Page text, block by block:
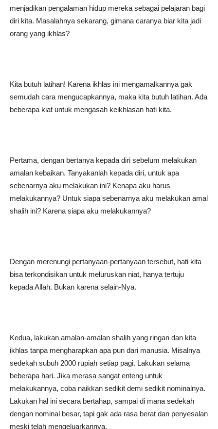
menjadikan pengalaman hidup mereka sebagai pelajaran bagi
diri kita. Masalahnya sekarang, gimana caranya biar kita jadi
orang yang ikhlas?
Kita butuh latihan! Karena ikhlas ini mengamalkannya gak
semudah cara mengucapkannya, maka kita butuh latihan. Ada
beberapa kiat untuk mengasah keikhlasan hati kita.
Pertama, dengan bertanya kepada diri sebelum melakukan
amalan kebaikan. Tanyakanlah kepada diri, untuk apa
sebenarnya aku melakukan ini? Kenapa aku harus
melakukannya? Untuk siapa sebenarnya aku melakukan amal
shalih ini? Karena siapa aku melakukannya?
Dengan merenungi pertanyaan-pertanyaan tersebut, hati kita
bisa terkondisikan untuk meluruskan niat, hanya tertuju
kepada Allah. Bukan karena selain-Nya.
Kedua, lakukan amalan-amalan shalih yang ringan dan kita
ikhlas tanpa mengharapkan apa pun dari manusia. Misalnya
sedekah subuh 2000 rupiah setiap pagi. Lakukan selama
beberapa hari. Jika merasa sangat enteng untuk
melakukannya, coba naikkan sedikit demi sedikit nominalnya.
Lakukan hal ini secara bertahap, sampai di mana sedekah
dengan nominal besar, tapi gak ada rasa berat dan penyesalan
meski telah mengeluarkannya.